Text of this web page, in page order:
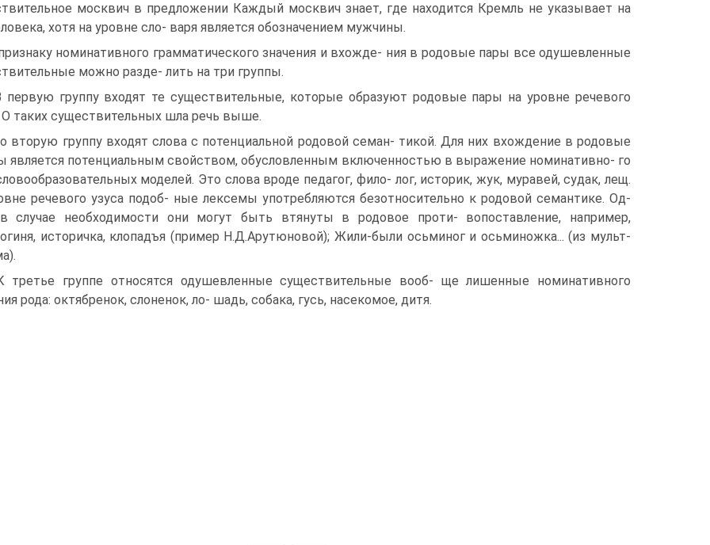
москвич в предложении Каждый москвич знает, где находится Кремль не указывает на
хотя на уровне сло- варя является обозначением мужчины.
номинативного грамматического значения и вхожде- ния в родовые пары все одушевленные
можно разде- лить на три группы.
первую группу входят те существительные, которые образуют родовые пары на уровне речевого
О таких существительных шла речь выше.
вторую группу входят слова с потенциальной родовой семан- тикой. Для них вхождение в родовые
является потенциальным свойством, обусловленным включенностью в выражение номинативно- го
моделей. Это слова вроде педагог, фило- лог, историк, жук, муравей, судак, лещ.
речевого узуса подоб- ные лексемы употребляются безотносительно к родовой семантике. Од-
случае необходимости они могут быть втянуты в родовое проти- вопоставление, например,
историчка, клопадъя (пример Н.Д.Арутюновой); Жили-были осьминог и осьминожка... (из мульт-
третье группе относятся одушевленные существительные вооб- ще лишенные номинативного
рода: октябренок, слоненок, ло- шадь, собака, гусь, насекомое, дитя.